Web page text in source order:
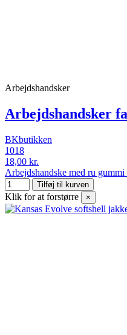
Arbejdshandsker
Arbejdshandsker
BKbutikken
1018
18,00 kr.
Arbejdshandske med ru
Tilføj til kurven
Klik for at forstørre ×